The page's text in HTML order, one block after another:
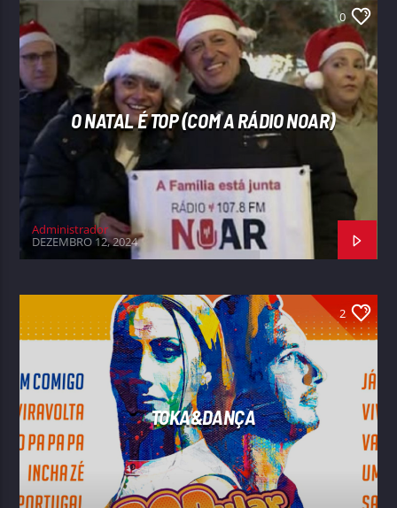
0
O NATAL É TOP (COM A RÁDIO NOAR)
Administrador
DEZEMBRO 12, 2024
2
TOKA&DANÇA